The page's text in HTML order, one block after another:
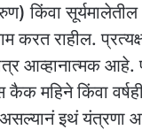
किंवा
करत राहील.
आव्हानात्मक
कैक महिने किंवा
इथं यंत्रणा